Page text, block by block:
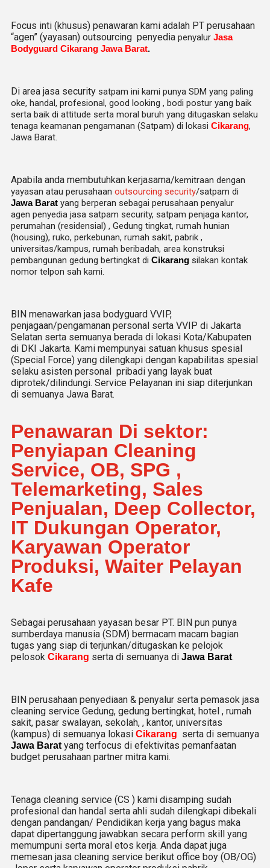
Focus inti (khusus) penawaran kami adalah PT perusahaan
“agen” (yayasan) outsourcing penyedia penyalur Jasa
Bodyguard Cikarang Jawa Barat.
Di area jasa security satpam ini kami punya SDM yang paling
oke, handal, profesional, good looking , bodi postur yang baik
serta baik di attitude serta moral buruh yang ditugaskan selaku
tenaga keamanan pengamanan (Satpam) di lokasi Cikarang,
Jawa Barat.
Apabila anda membutuhkan kerjasama/kemitraan dengan
yayasan atau perusahaan outsourcing security/satpam di
Jawa Barat yang berperan sebagai perusahaan penyalur
agen penyedia jasa satpam security, satpam penjaga kantor,
perumahan (residensial) , Gedung tingkat, rumah hunian
(housing), ruko, perkebunan, rumah sakit, pabrik ,
universitas/kampus, rumah beribadah, area konstruksi
pembangunan gedung bertingkat di Cikarang silakan kontak
nomor telpon sah kami.
BIN menawarkan jasa bodyguard VVIP,
penjagaan/pengamanan personal serta VVIP di Jakarta
Selatan serta semuanya berada di lokasi Kota/Kabupaten
di DKI Jakarta. Kami mempunyai satuan khusus spesial
(Special Force) yang dilengkapi dengan kapabilitas spesial
selaku asisten personal pribadi yang layak buat
diprotek/dilindungi. Service Pelayanan ini siap diterjunkan
di semuanya Jawa Barat.
Penawaran Di sektor:
Penyiapan Cleaning
Service, OB, SPG ,
Telemarketing, Sales
Penjualan, Deep Collector,
IT Dukungan Operator,
Karyawan Operator
Produksi, Waiter Pelayan
Kafe
Sebagai perusahaan yayasan besar PT. BIN pun punya
sumberdaya manusia (SDM) bermacam macam bagian
tugas yang siap di terjunkan/ditugaskan ke pelojok
pelosok Cikarang serta di semuanya di Jawa Barat.
BIN perusahaan penyediaan & penyalur serta pemasok jasa
cleaning service Gedung, gedung bertingkat, hotel , rumah
sakit, pasar swalayan, sekolah, , kantor, universitas
(kampus) di semuanya lokasi Cikarang serta di semuanya
Jawa Baratyang terfocus di efektivitas pemanfaatan
budget perusahaan partner mitra kami.
Tenaga cleaning service (CS ) kami disamping sudah
profesional dan handal serta ahli sudah dilengkapi dibekali
dengan pandangan/ Pendidikan kerja yang bagus maka
dapat dipertanggung jawabkan secara perform skill yang
memumpuni serta moral etos kerja. Anda dapat juga
memesan jasa cleaning service berikut office boy (OB/OG)